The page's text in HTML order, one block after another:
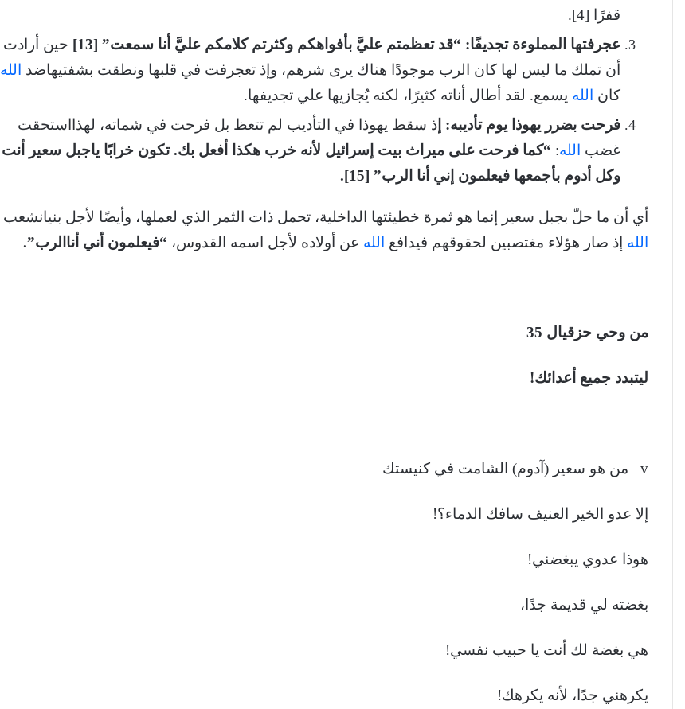
قفرًا [4].
عجرفتها المملوءة تجديفًا: “قد تعظمتم عليَّ بأفواهكم وكثرتم كلامكم عليَّ أنا سمعت” [13]
حين أرادت
أن تملك ما ليس لها كان الرب موجودًا هناك يرى شرهم، وإذ تعجرفت في قلبها ونطقت بشفتيهاضد
الله
كان
الله يسمع. لقد أطال أناته كثيرًا، لكنه يُجازيها علي تجديفها.
فرحت بضرر يهوذا يوم تأديبه: ذ سقط يهوذا في التأديب لم تتعظ بل فرحت في شماته، لهذااستحقت
غضب
الله: “كما فرحت على ميراث بيت إسرائيل لأنه خرب هكذا أفعل بك. تكون خرابًا ياجبل سعير
أنت
وكل أدوم بأجمعها فيعلمون إني أنا الرب” [15].
أي أن ما حلّ بجبل سعير إنما هو ثمرة خطيئتها الداخلية، تحمل ذات الثمر الذي لعملها، وأيضًا لأجل بنيانشعب
الله إذ صار هؤلاء مغتصبين لحقوقهم فيدافع الله عن أولاده لأجل اسمه القدوس، “فيعلمون أني أنا الرب”.
من وحي حزقيال 35
ليتبدد جميع أعدائك!
v من هو سعير (آدوم) الشامت في كنيستك
إلا عدو الخير العنيف سافك الدماء؟!
هوذا عدوي يبغضني!
بغضته لي قديمة جدًا،
هي بغضة لك أنت يا حبيب نفسي!
يكرهني جدًا، لأنه يكرهك!